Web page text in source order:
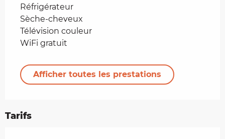
Réfrigérateur
Sèche-cheveux
Télévision couleur
WiFi gratuit
Afficher toutes les prestations
Tarifs